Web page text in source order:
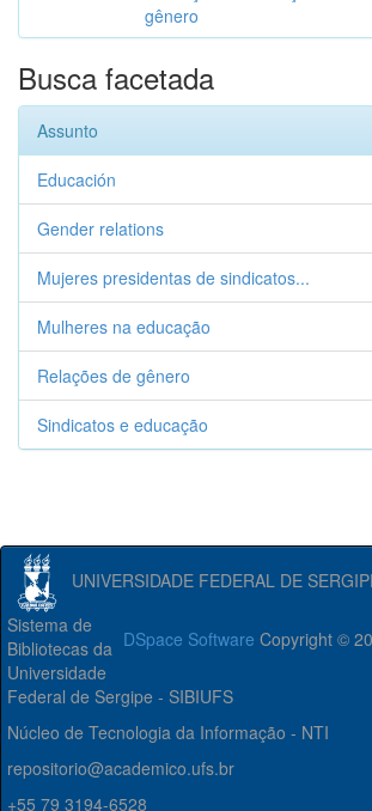
gênero
Busca facetada
Assunto
Educación
Gender relations
Mujeres presidentas de sindicatos...
Mulheres na educação
Relações de gênero
Sindicatos e educação
UNIVERSIDADE FEDERAL DE
DSpace Software Copyright ©
Sistema de
Bibliotecas da
Universidade
Federal de Sergipe - SIBIUFS
Núcleo de Tecnologia da Informação - NTI
repositorio@academico.ufs.br
+55 79 3194-6528